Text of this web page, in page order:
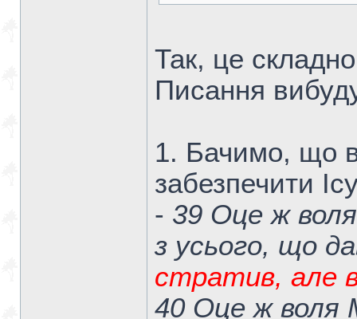
Так, це
Писання
1. Бачимо, що
забезпечити
- 39 Оце ж
з усього, що
стратив, але
40 Оце ж воля